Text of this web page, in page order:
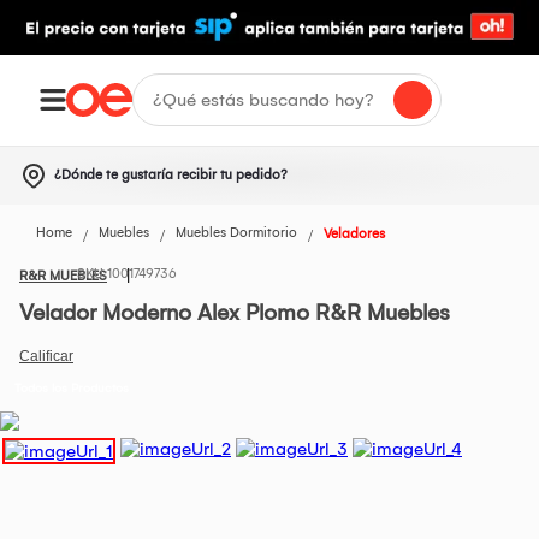
¿Dónde te gustaría recibir tu pedido?
Home Muebles Muebles Dormitorio Veladores
R&R MUEBLES1001749736
Velador Moderno Alex Plomo R&R Muebles